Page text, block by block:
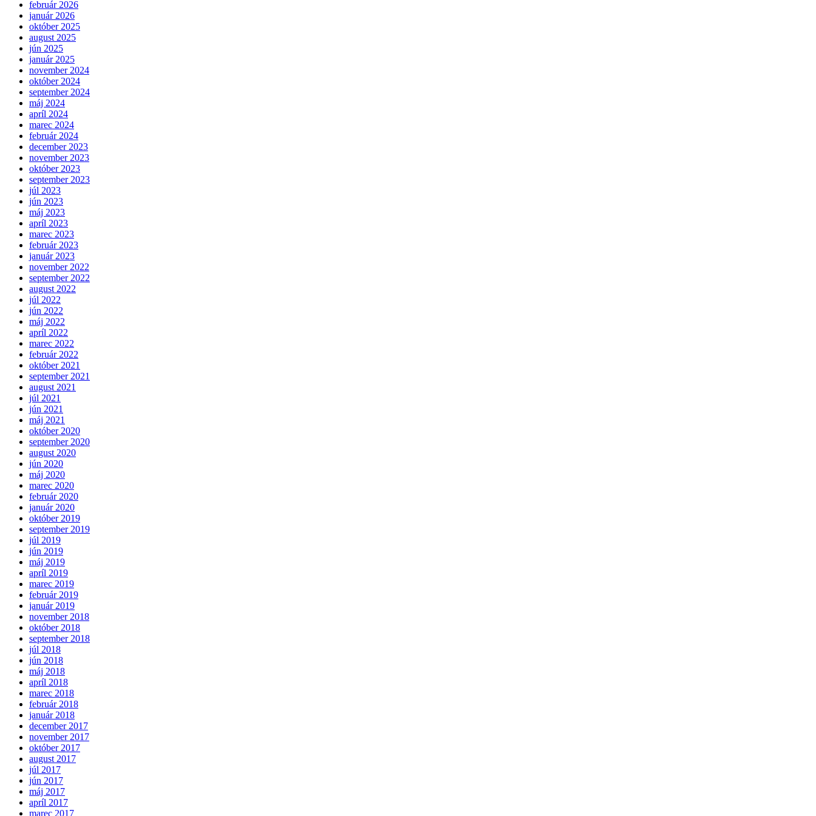
február 2026
január 2026
október 2025
august 2025
jún 2025
január 2025
november 2024
október 2024
september 2024
máj 2024
apríl 2024
marec 2024
február 2024
december 2023
november 2023
október 2023
september 2023
júl 2023
jún 2023
máj 2023
apríl 2023
marec 2023
február 2023
január 2023
november 2022
september 2022
august 2022
júl 2022
jún 2022
máj 2022
apríl 2022
marec 2022
február 2022
október 2021
september 2021
august 2021
júl 2021
jún 2021
máj 2021
október 2020
september 2020
august 2020
jún 2020
máj 2020
marec 2020
február 2020
január 2020
október 2019
september 2019
júl 2019
jún 2019
máj 2019
apríl 2019
marec 2019
február 2019
január 2019
november 2018
október 2018
september 2018
júl 2018
jún 2018
máj 2018
apríl 2018
marec 2018
február 2018
január 2018
december 2017
november 2017
október 2017
august 2017
júl 2017
jún 2017
máj 2017
apríl 2017
marec 2017